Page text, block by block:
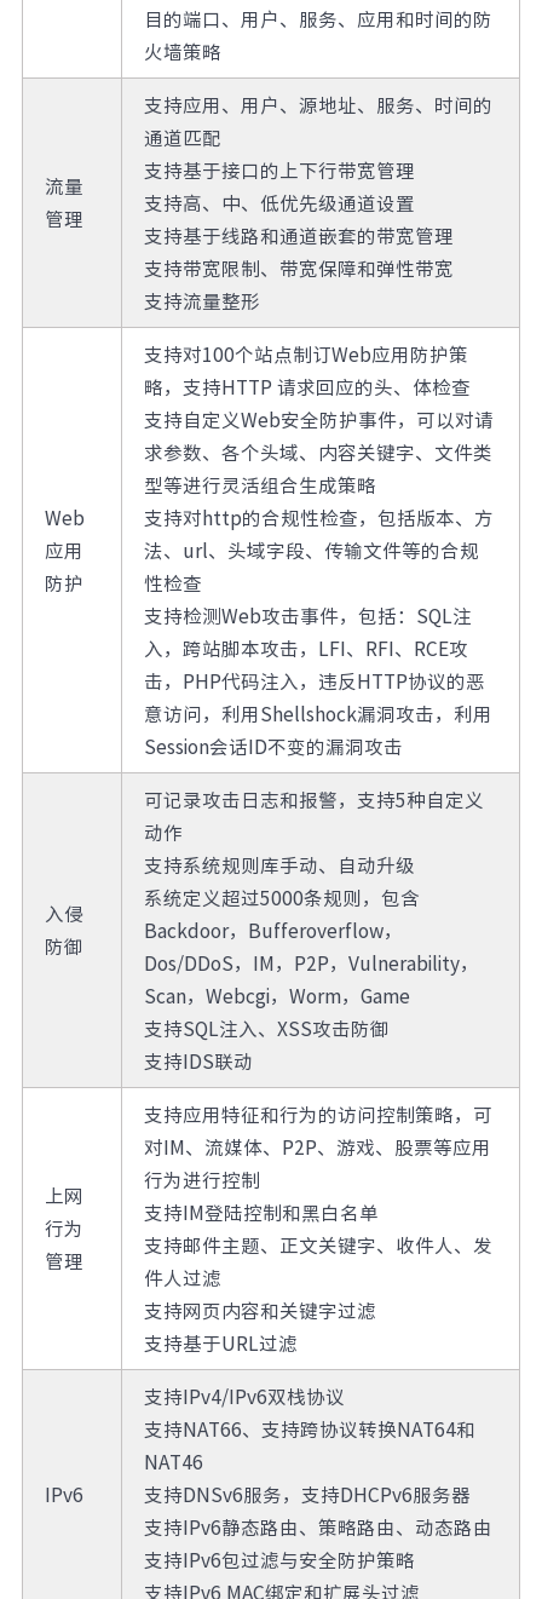
目的端口、用户、服务、应用和时间的防
火墙策略
流量
管理
支持应用、用户、源地址、服务、时间的
通道匹配
支持基于接口的上下行带宽管理
支持高、中、低优先级通道设置
支持基于线路和通道嵌套的带宽管理
支持带宽限制、带宽保障和弹性带宽
支持流量整形
Web
应用
防护
支持对100个站点制订Web应用防护策
略，支持HTTP 请求回应的头、体检查
支持自定义Web安全防护事件，可以对请
求参数、各个头域、内容关键字、文件类
型等进行灵活组合生成策略
支持对http的合规性检查，包括版本、方
法、url、头域字段、传输文件等的合规
性检查
支持检测Web攻击事件，包括：SQL注
入，跨站脚本攻击，LFI、RFI、RCE攻
击，PHP代码注入，违反HTTP协议的恶
意访问，利用Shellshock漏洞攻击，利用
Session会话ID不变的漏洞攻击
入侵
防御
可记录攻击日志和报警，支持5种自定义
动作
支持系统规则库手动、自动升级
系统定义超过5000条规则，包含
Backdoor，Bufferoverflow，
Dos/DDoS，IM，P2P，Vulnerability，
Scan，Webcgi，Worm，Game
支持SQL注入、XSS攻击防御
支持IDS联动
上网
行为
管理
支持应用特征和行为的访问控制策略，可
对IM、流媒体、P2P、游戏、股票等应用
行为进行控制
支持IM登陆控制和黑白名单
支持邮件主题、正文关键字、收件人、发
件人过滤
支持网页内容和关键字过滤
支持基于URL过滤
IPv6
支持IPv4/IPv6双栈协议
支持NAT66、支持跨协议转换NAT64和
NAT46
支持DNSv6服务，支持DHCPv6服务器
支持IPv6静态路由、策略路由、动态路由
支持IPv6包过滤与安全防护策略
支持IPv6 MAC绑定和扩展头过滤